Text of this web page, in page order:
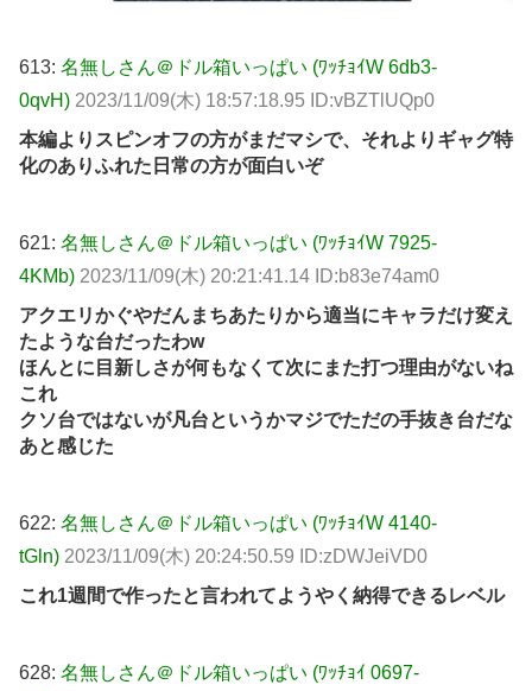
613: 名無しさん＠ドル箱いっぱい (ﾜｯﾁｮｲW 6db3-
0qvH) 2023/11/09(木) 18:57:18.95 ID:vBZTlUQp0
本編よりスピンオフの方がまだマシで、それよりギャグ特
化のありふれた日常の方が面白いぞ
621: 名無しさん＠ドル箱いっぱい (ﾜｯﾁｮｲW 7925-
4KMb) 2023/11/09(木) 20:21:41.14 ID:b83e74am0
アクエリかぐやだんまちあたりから適当にキャラだけ変え
たような台だったわw
ほんとに目新しさが何もなくて次にまた打つ理由がないね
これ
クソ台ではないが凡台というかマジでただの手抜き台だな
あと感じた
622: 名無しさん＠ドル箱いっぱい (ﾜｯﾁｮｲW 4140-
tGln) 2023/11/09(木) 20:24:50.59 ID:zDWJeiVD0
これ1週間で作ったと言われてようやく納得できるレベル
628: 名無しさん＠ドル箱いっぱい (ﾜｯﾁｮｲ 0697-